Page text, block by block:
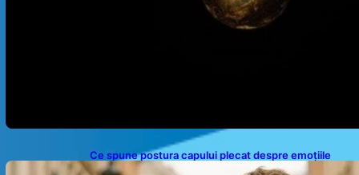
Ce spune postura capului plecat despre emoțiile
noastre: analiza unui obicei comun